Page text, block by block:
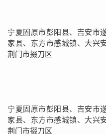
宁夏固原市彭阳县、吉安市
家县、东方市感城镇、大兴
荆门市掇刀区
宁夏固原市彭阳县、吉安市
家县、东方市感城镇、大兴
荆门市掇刀区